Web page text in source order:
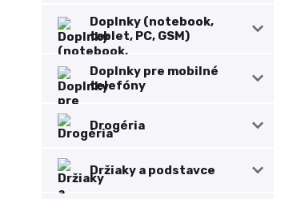
Doplnky (notebook,
tablet, PC, GSM)
Doplnky pre mobilné
telefóny
Drogéria
Držiaky a podstavce